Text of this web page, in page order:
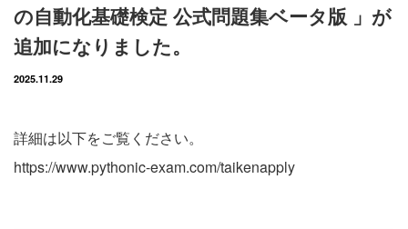
の自動化基礎検定 公式問題集ベータ版 」が
追加になりました。
2025.11.29
詳細は以下をご覧ください。
https://www.pythonic-exam.com/taikenapply